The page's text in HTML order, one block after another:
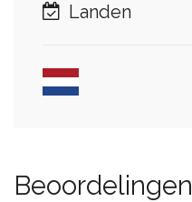
Landen
Beoordelingen